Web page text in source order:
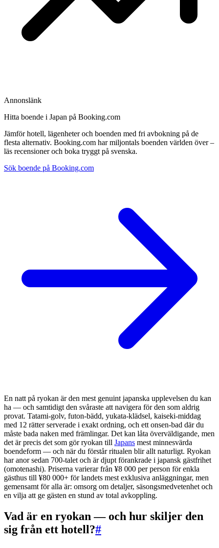
Annonslänk
Hitta boende i Japan på Booking.com
Jämför hotell, lägenheter och boenden med fri avbokning på de
flesta alternativ. Booking.com har miljontals boenden världen över –
läs recensioner och boka tryggt på svenska.
Sök boende på Booking.com
En natt på ryokan är den mest genuint japanska upplevelsen du kan
ha — och samtidigt den svåraste att navigera för den som aldrig
provat. Tatami-golv, futon-bädd, yukata-klädsel, kaiseki-middag
med 12 rätter serverade i exakt ordning, och ett onsen-bad där du
måste bada naken med främlingar. Det kan låta överväldigande, men
det är precis det som gör ryokan till Japans mest minnesvärda
boendeform — och när du förstår ritualen blir allt naturligt. Ryokan
har anor sedan 700-talet och är djupt förankrade i japansk gästfrihet
(omotenashi). Priserna varierar från ¥8 000 per person för enkla
gästhus till ¥80 000+ för landets mest exklusiva anläggningar, men
gemensamt för alla är: omsorg om detaljer, säsongsmedvetenhet och
en vilja att ge gästen en stund av total avkoppling.
Vad är en ryokan — och hur skiljer den
sig från ett hotell?#